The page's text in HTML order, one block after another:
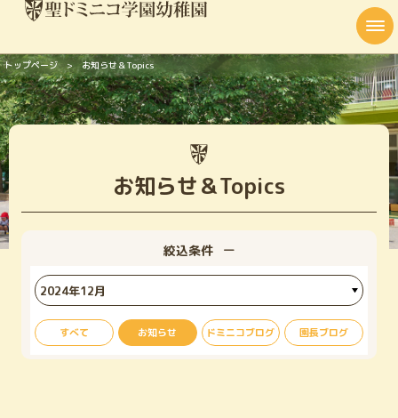
幼稚園のご案内
幼稚園の教育
入園案内
アクセス
トップページ お知らせ＆Topics
お知らせ＆Topics
絞込条件
すべて お知らせ ドミニコブログ 園長ブログ